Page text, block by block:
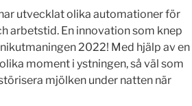
utvecklat olika automationer för
arbetstid. En innovation som knep
2022! Med hjälp av en
moment i ystningen, så väl som
mjölken under natten när